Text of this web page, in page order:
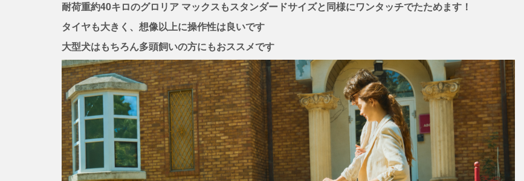
耐荷重約40キロのグロリア マックスもスタンダードサイズと同様にワンタッチでたためます！
タイヤも大きく、想像以上に操作性は良いです
大型犬はもちろん多頭飼いの方にもおススメです